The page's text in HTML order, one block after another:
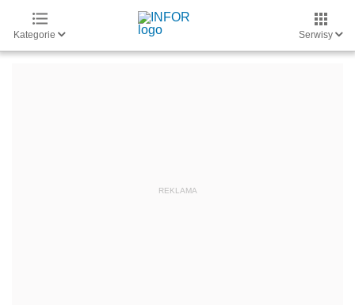
Kategorie Serwisy